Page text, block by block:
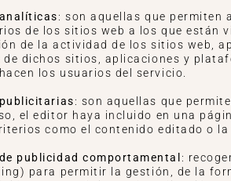
analíticas: son aquellas que permiten
de los sitios web a los que están
de la actividad de los sitios web,
de dichos sitios, aplicaciones y
los usuarios del servicio.
publicitarias: son aquellas que
el editor haya incluido en una
como el contenido editado o
de publicidad comportamental:
para permitir la gestión, de la